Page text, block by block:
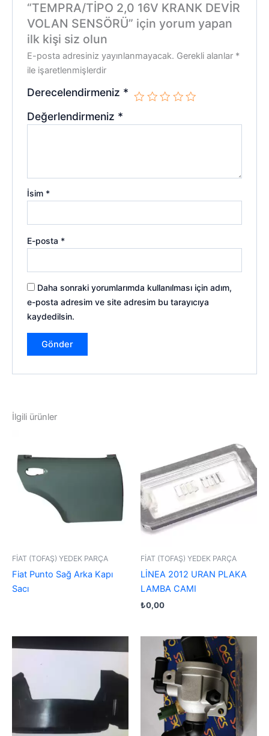
“TEMPRA/TİPO 2,0 16V KRANK DEVİR
VOLAN SENSÖRÜ” için yorum yapan
ilk kişi siz olun
E-posta adresiniz yayınlanmayacak. Gerekli alanlar *
ile işaretlenmişlerdir
Derecelendirmeniz *
Değerlendirmeniz *
İsim *
E-posta *
Daha sonraki yorumlarımda kullanılması için adım,
e-posta adresim ve site adresim bu tarayıcıya
kaydedilsin.
İlgili ürünler
FİAT (TOFAŞ) YEDEK PARÇA
Fiat Punto Sağ Arka Kapı
Sacı
FİAT (TOFAŞ) YEDEK PARÇA
LİNEA 2012 URAN PLAKA
LAMBA CAMI
₺0,00